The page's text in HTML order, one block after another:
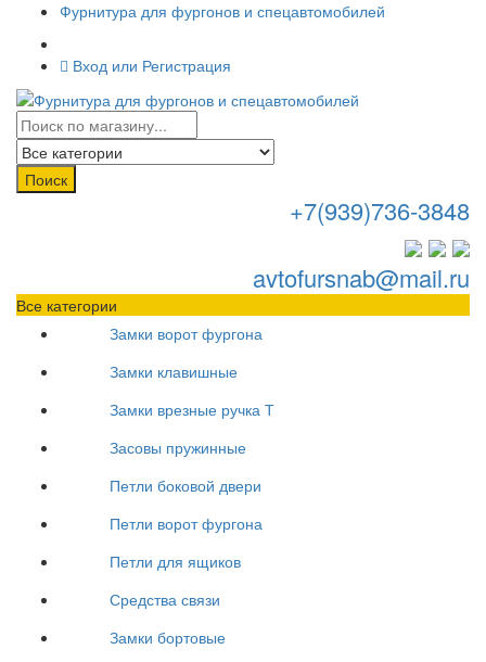
Фурнитура для фургонов и спецавтомобилей
Вход или Регистрация
Поиск
+7(939)736-3848
avtofursnab@mail.ru
Все категории
Замки ворот фургона
Замки клавишные
Замки врезные ручка Т
Засовы пружинные
Петли боковой двери
Петли ворот фургона
Петли для ящиков
Средства связи
Замки бортовые